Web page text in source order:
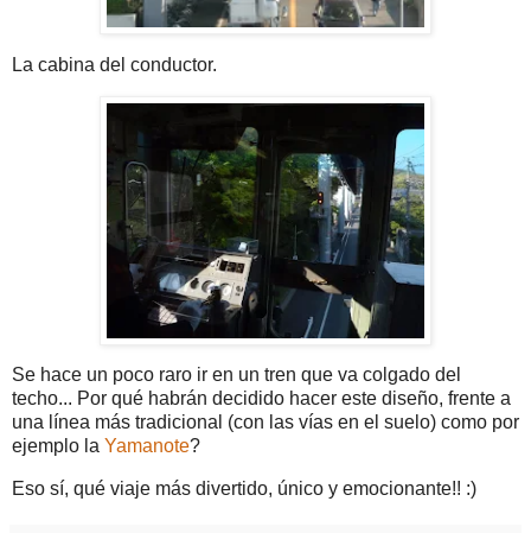
La cabina del conductor.
Se hace un poco raro ir en un tren que va colgado del
techo... Por qué habrán decidido hacer este diseño, frente a
una línea más tradicional (con las vías en el suelo) como por
ejemplo la Yamanote?
Eso sí, qué viaje más divertido, único y emocionante!! :)